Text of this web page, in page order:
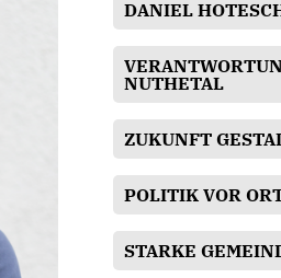
DANIEL
NUTHETAL
ZUKUNFT
POLITIK VOR
STARKE